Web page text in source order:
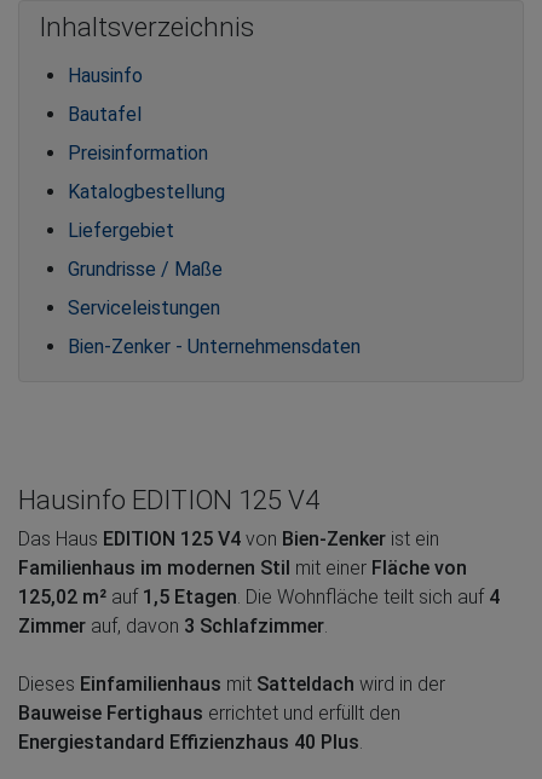
Inhaltsverzeichnis
Hausinfo
Bautafel
Preisinformation
Katalogbestellung
Liefergebiet
Grundrisse / Maße
Serviceleistungen
Bien-Zenker - Unternehmensdaten
Hausinfo EDITION 125 V4
Das Haus EDITION 125 V4 von Bien-Zenker ist ein
Familienhaus im modernen Stil mit einer Fläche von
125,02 m² auf 1,5 Etagen . Die Wohnfläche teilt sich auf 4
Zimmer auf, davon 3 Schlafzimmer
Dieses Einfamilienhaus mit Satteldach wird in der
Bauweise Fertighaus errichtet und erfüllt den
Energiestandard Effizienzhaus 40 Plus